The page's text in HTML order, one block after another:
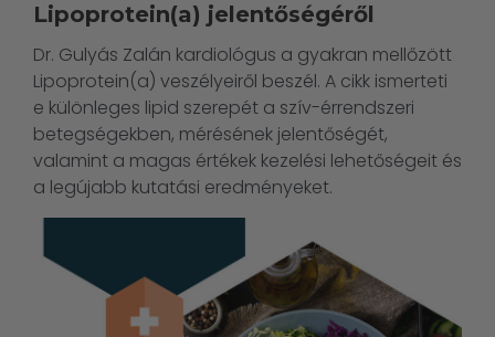
Lipoprotein(a) jelentőségéről
Dr. Gulyás Zalán kardiológus a gyakran mellőzött
Lipoprotein(a) veszélyeiről beszél. A cikk ismerteti
e különleges lipid szerepét a szív-érrendszeri
betegségekben, mérésének jelentőségét,
valamint a magas értékek kezelési lehetőségeit és
a legújabb kutatási eredményeket.